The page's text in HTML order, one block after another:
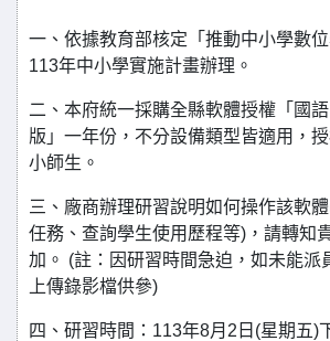
一、依據教育部核定「推動中小學數位
113年中小學實施計畫辦理。
二、本府統一採購全縣軟體授權「國
版」一年份，不分設備類型皆適用，
小師生。
三、廠商辦理研習說明如何操作該軟
任務、查詢學生使用歷程等)，請轉知
加。 (註：因研習時間急迫，如未能派
上傳錄影檔供參)
四、研習時間：113年8月2日(星期五)